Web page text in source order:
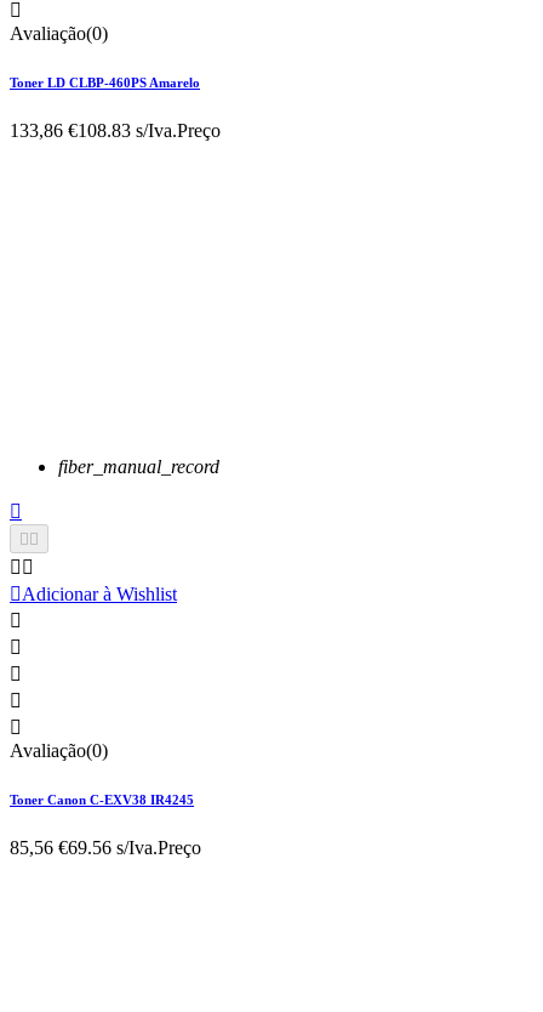

Avaliação(0)
Toner LD CLBP-460PS Amarelo
133,86 €108.83 s/Iva.Preço
fiber_manual_record

 
 
Adicionar à Wishlist





Avaliação(0)
Toner Canon C-EXV38 IR4245
85,56 €69.56 s/Iva.Preço